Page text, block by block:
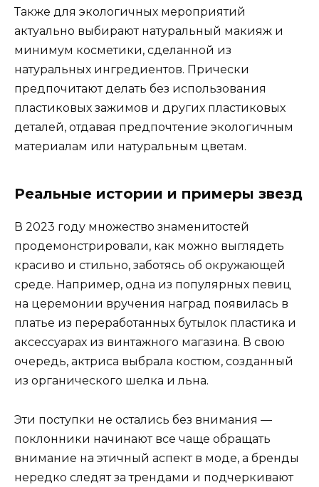
Также для экологичных мероприятий
актуально выбирают натуральный макияж и
минимум косметики, сделанной из
натуральных ингредиентов. Прически
предпочитают делать без использования
пластиковых зажимов и других пластиковых
деталей, отдавая предпочтение экологичным
материалам или натуральным цветам.
Реальные истории и примеры звезд
В 2023 году множество знаменитостей
продемонстрировали, как можно выглядеть
красиво и стильно, заботясь об окружающей
среде. Например, одна из популярных певиц
на церемонии вручения наград появилась в
платье из переработанных бутылок пластика и
аксессуарах из винтажного магазина. В свою
очередь, актриса выбрала костюм, созданный
из органического шелка и льна.
Эти поступки не остались без внимания —
поклонники начинают все чаще обращать
внимание на этичный аспект в моде, а бренды
нередко следят за трендами и подчеркивают